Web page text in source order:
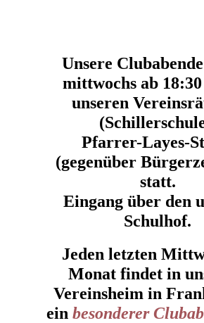
Unsere
mittwochs ab
unseren
Pfarrer-Layes-
(gegenüber
statt.
Eingang über den
Schulhof.
Jeden letzten
Monat findet in
Vereinsheim in
ein besonderer